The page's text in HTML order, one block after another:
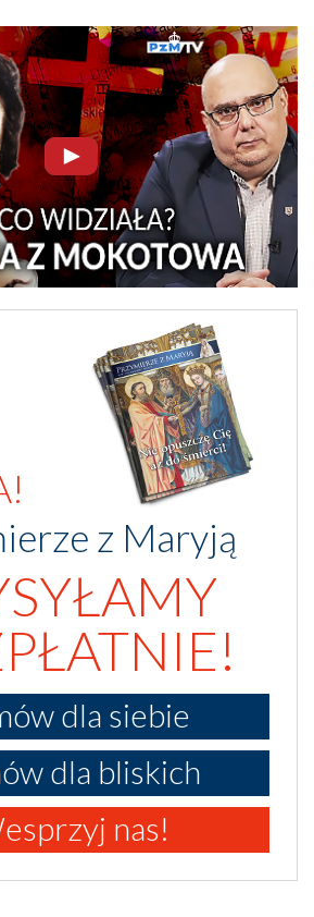
z Maryją
dla siebie
dla bliskich
nas!